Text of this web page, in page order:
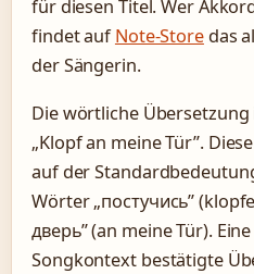
für diesen Titel. Wer
findet aufNote-Storedas
der Sängerin.
Die wörtliche
„Klopf an meine Tür”.
auf der
Wörter „постучись”
дверь” (an meine Tür).
Songkontext bestätigte